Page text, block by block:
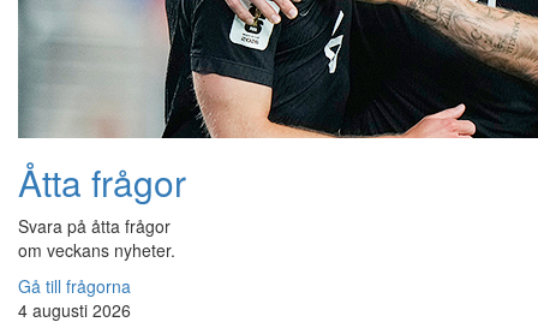
Åtta frågor
Svara på åtta frågor
om veckans nyheter.
Gå till frågorna
4 augusti 2026